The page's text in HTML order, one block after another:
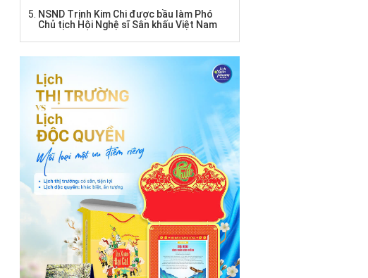
NSND Trịnh Kim Chi được bầu làm Phó
Chủ tịch Hội Nghệ sĩ Sân khấu Việt Nam